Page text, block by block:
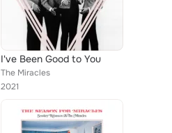
I've Been Good to You
The Miracles
2021